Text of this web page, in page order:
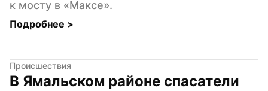
к мосту в «Максе».
Подробнее >
Происшествия
В Ямальском районе спасатели